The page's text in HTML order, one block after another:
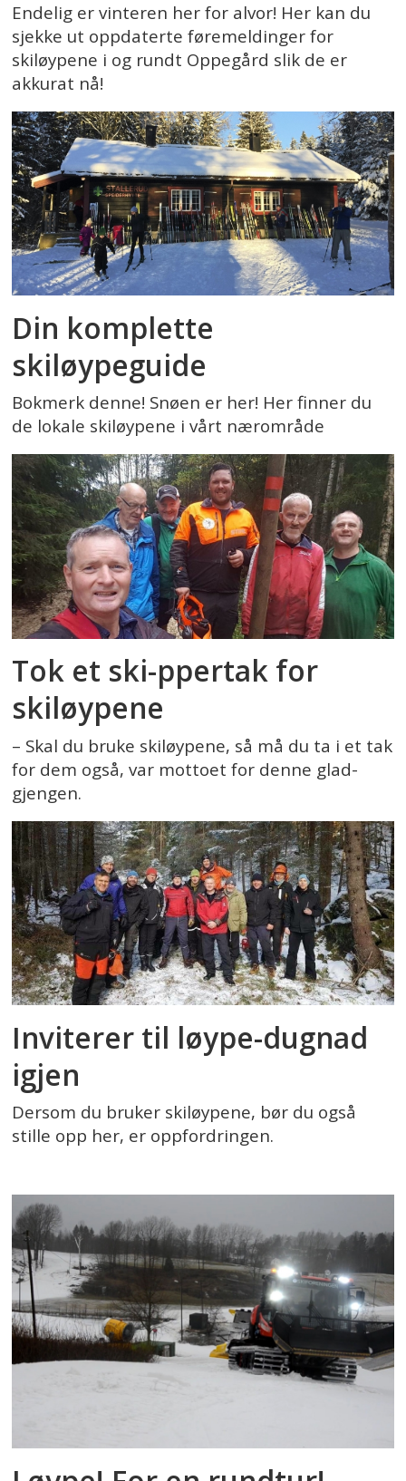
Endelig er vinteren her for alvor! Her kan du
sjekke ut oppdaterte føremeldinger for
skiløypene i og rundt Oppegård slik de er
akkurat nå!
Din komplette
skiløypeguide
Bokmerk denne! Snøen er her! Her finner du
de lokale skiløypene i vårt nærområde
Tok et ski-ppertak for
skiløypene
– Skal du bruke skiløypene, så må du ta i et tak
for dem også, var mottoet for denne glad-
gjengen.
Inviterer til løype-dugnad
igjen
Dersom du bruker skiløypene, bør du også
stille opp her, er oppfordringen.